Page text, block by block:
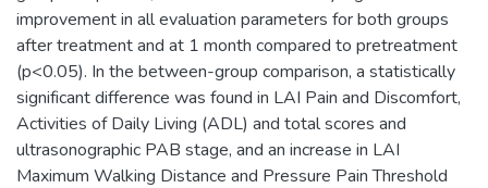
improvement in all evaluation parameters for both groups
after treatment and at 1 month compared to pretreatment
(p<0.05). In the between-group comparison, a statistically
significant difference was found in LAI Pain and Discomfort,
Activities of Daily Living (ADL) and total scores and
ultrasonographic PAB stage, and an increase in LAI
Maximum Walking Distance and Pressure Pain Threshold